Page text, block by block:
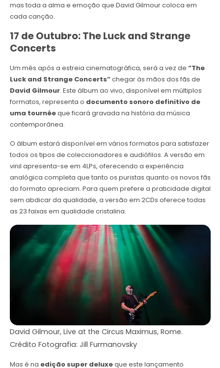
mas toda a alma e emoção que David Gilmour coloca em
cada canção.
17 de Outubro: The Luck and Strange
Concerts
Um mês após a estreia cinematográfica, será a vez de “The
Luck and Strange Concerts”chegar às mãos dos fãs de
David Gilmour. Este álbum ao vivo, disponível em múltiplos
formatos, representa o documento sonoro definitivo de
uma tournéeque ficará gravada na história da música
contemporânea.
O álbum estará disponível em vários formatos para satisfazer
todos os tipos de coleccionadores e audiófilos. A versão em
vinil apresenta-se em 4LPs, oferecendo a experiência
analógica completa que tanto os puristas quanto os novos fãs
do formato apreciam. Para quem prefere a praticidade digital
sem abdicar da qualidade, a versão em 2CDs oferece todas
as 23 faixas em qualidade cristalina.
David Gilmour, Live at the Circus Maximus, Rome.
Crédito Fotografia: Jill Furmanovsky
Mas é na edição super deluxeque este lançamento